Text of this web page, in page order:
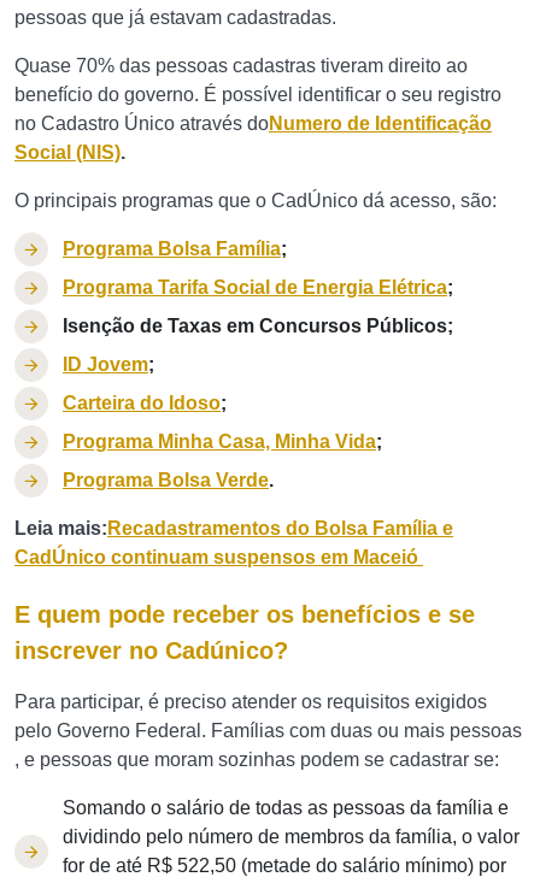
pessoas que já estavam cadastradas.
Quase 70% das pessoas cadastras tiveram direito ao
benefício do governo. É possível identificar o seu registro
no Cadastro Único através doNumero de Identificação
Social (NIS).
O principais programas que o CadÚnico dá acesso, são:
Programa Bolsa Família;
Programa Tarifa Social de Energia Elétrica;
Isenção de Taxas em Concursos Públicos;
ID Jovem;
Carteira do Idoso;
Programa Minha Casa, Minha Vida;
Programa Bolsa Verde.
Leia mais: Recadastramentos do Bolsa Família e
CadÚnico continuam suspensos em Maceió
E quem pode receber os benefícios e se
inscrever no Cadúnico?
Para participar, é preciso atender os requisitos exigidos
pelo Governo Federal. Famílias com duas ou mais pessoas
, e pessoas que moram sozinhas podem se cadastrar se:
Somando o salário de todas as pessoas da família e
dividindo pelo número de membros da família, o valor
for de até R$ 522,50 (metade do salário mínimo) por